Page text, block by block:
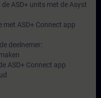
ASD+ units met de Asyst
ASD+ Connect app
deelnemer:
ASD+ Connect app